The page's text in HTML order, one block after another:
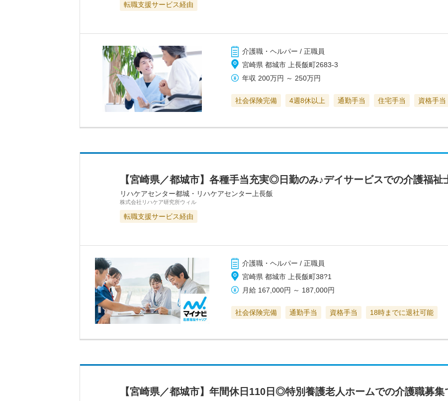
転職支援サービス経由
介護職・ヘルパー / 正職員
宮崎県 都城市 上長飯町2683-3
年収 200万円 ～ 250万円
社会保険完備 4週8休以上 通勤手当 住宅手当 資格手当
【宮崎県／都城市】各種手当充実◎日勤のみ♪デイサービスでの介護福祉
リハケアセンター都城・リハケアセンター上長飯
株式会社リハケア研究所ウィル
転職支援サービス経由
介護職・ヘルパー / 正職員
宮崎県 都城市 上長飯町38?1
月給 167,000円 ～ 187,000円
社会保険完備 通勤手当 資格手当 18時までに退社可能
【宮崎県／都城市】年間休日110日◎特別養護老人ホームでの介護職募集